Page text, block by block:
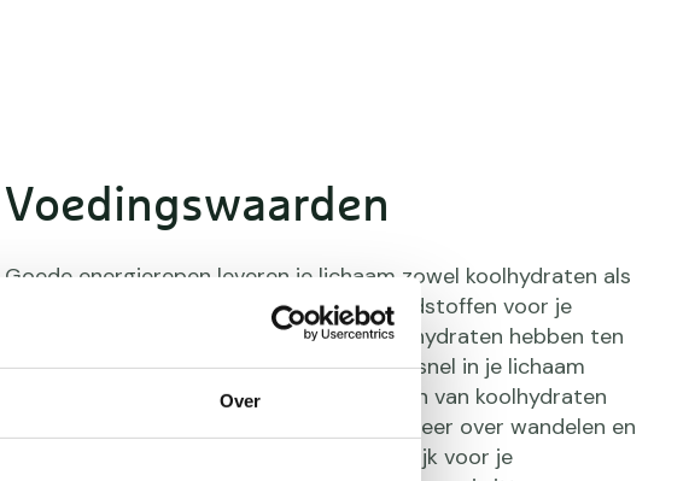
Over
Voedingswaarden
Goede energierepen leveren je lichaam zowel koolhydraten als
vetten en eiwitten. De belangrijkste brandstoffen voor je
lichaam zijn koolhydraten en vetten. Koolhydraten hebben ten
opzichte van vetten het voordeel dat ze snel in je lichaam
worden opgenomen. Zo kun je na het eten van koolhydraten
lees je meer over wandelen en
koolhydraten. Eiwitten zijn vooral belangrijk voor je